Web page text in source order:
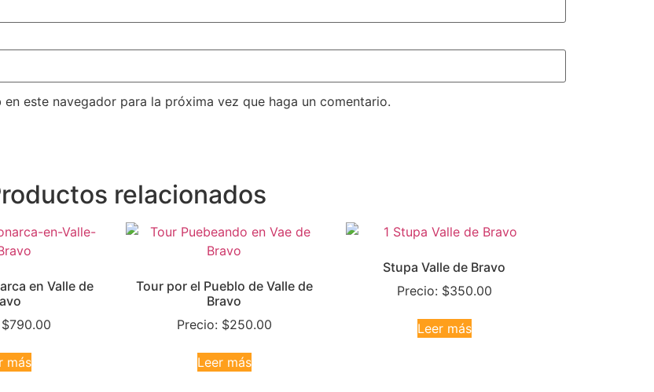
este navegador para la próxima vez que haga un comentario.
relacionados
en Valle de
$790.00
más
Tour por el Pueblo de Valle de
Bravo
Precio: $250.00
Leer más
Stupa Valle de Bravo
Precio: $350.00
Leer más